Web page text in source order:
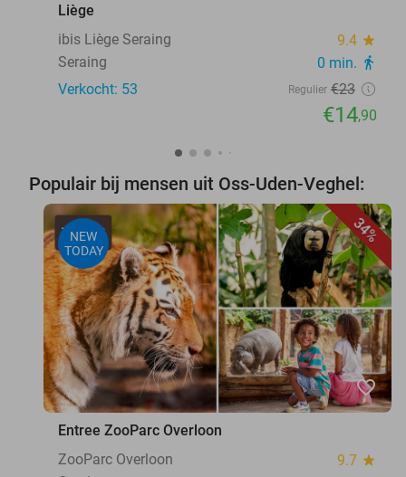
Liège
ibis Liège Seraing
9.4 star
Seraing 0 min. directions_walk
Verkocht: 53 Regulier €23
€14,90
Populair bij mensen uit Oss-Uden-Veghel:
34%
NEW
TODAY
favorite_border
Entree ZooParc Overloon
ZooParc Overloon
9.7 star